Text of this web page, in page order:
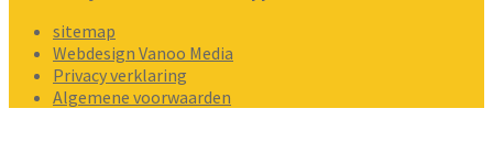
sitemap
Webdesign Vanoo Media
Privacy verklaring
Algemene voorwaarden